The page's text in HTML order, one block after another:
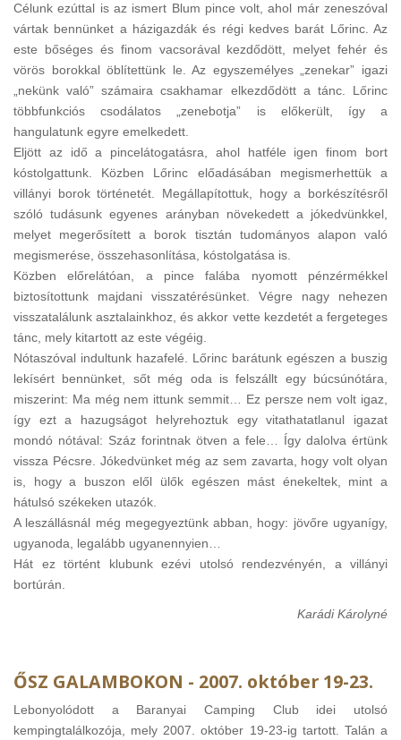
Célunk ezúttal is az ismert Blum pince volt, ahol már zeneszóval
vártak bennünket a házigazdák és régi kedves barát Lőrinc. Az
este bőséges és finom vacsorával kezdődött, melyet fehér és
vörös borokkal öblítettünk le. Az egyszemélyes „zenekar” igazi
„nekünk való” számaira csakhamar elkezdődött a tánc. Lőrinc
többfunkciós csodálatos „zenebotja” is előkerült, így a
hangulatunk egyre emelkedett.
Eljött az idő a pincelátogatásra, ahol hatféle igen finom bort
kóstolgattunk. Közben Lőrinc előadásában megismerhettük a
villányi borok történetét. Megállapítottuk, hogy a borkészítésről
szóló tudásunk egyenes arányban növekedett a jókedvünkkel,
melyet megerősített a borok tisztán tudományos alapon való
megismerése, összehasonlítása, kóstolgatása is.
Közben előrelátóan, a pince falába nyomott pénzérmékkel
biztosítottunk majdani visszatérésünket. Végre nagy nehezen
visszatalálunk asztalainkhoz, és akkor vette kezdetét a fergeteges
tánc, mely kitartott az este végéig.
Nótaszóval indultunk hazafelé. Lőrinc barátunk egészen a buszig
lekísért bennünket, sőt még oda is felszállt egy búcsúnótára,
miszerint: Ma még nem ittunk semmit… Ez persze nem volt igaz,
így ezt a hazugságot helyrehoztuk egy vitathatatlanul igazat
mondó nótával: Száz forintnak ötven a fele… Így dalolva értünk
vissza Pécsre. Jókedvünket még az sem zavarta, hogy volt olyan
is, hogy a buszon elől ülők egészen mást énekeltek, mint a
hátulsó székeken utazók.
A leszállásnál még megegyeztünk abban, hogy: jövőre ugyanígy,
ugyanoda, legalább ugyanennyien…
Hát ez történt klubunk ezévi utolsó rendezvényén, a villányi
bortúrán.
Karádi Károlyné
ŐSZ GALAMBOKON - 2007. október 19-23.
Lebonyolódott a Baranyai Camping Club idei utolsó
kempingtalálkozója, mely 2007. október 19-23-ig tartott. Talán a